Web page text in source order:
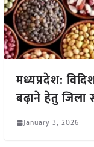
मध्यप्रदेश:
बढ़ाने हेतु जिला
January 3, 2026